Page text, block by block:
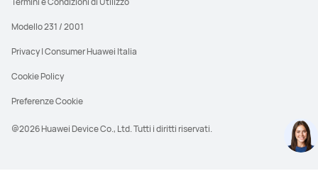
@2026 Huawei Device Co., Ltd. Tutti i diritti riservati.
Modello 231 / 2001
Privacy | Consumer Huawei Italia
Cookie Policy
Preferenze Cookie